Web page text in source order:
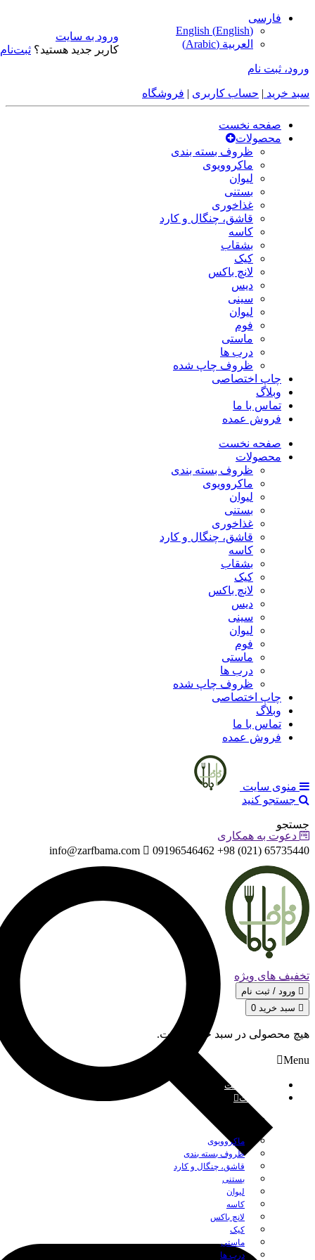
فارسی
English (English)
العربية (
Arabic
)
ورود، ثبت نام
سبد خرید | حساب کاربری | فروشگاه
صفحه نخست
محصولات
ظروف بسته بندی
ماکروویوی
لیوان
بستنی
غذاخوری
قاشق، چنگال و کارد
کاسه
بشقاب
کیک
لانچ باکس
دیس
سینی
لیوان
فوم
ماستی
درب ها
ظروف چاپ شده
چاپ اختصاصی
وبلاگ
تماس با ما
فروش عمده
صفحه نخست
محصولات
ظروف بسته بندی
ماکروویوی
لیوان
بستنی
غذاخوری
قاشق، چنگال و کارد
کاسه
بشقاب
کیک
لانچ باکس
دیس
سینی
لیوان
فوم
ماستی
درب ها
ظروف چاپ شده
چاپ اختصاصی
وبلاگ
تماس با ما
فروش عمده
منوی سایت
جستجو کنید
جستجو
دعوت به همکاری
65735440 (021) 98+ 09196546462
info@zarfbama.com
تخفیف های ویژه
ورود به سایت
کاربر جدید هستید؟ ثبت‌نام
سبد خرید 0
هیچ محصولی در سبد خرید نیست.
Menu
صفحه نخست
محصولات
ماکروویوی
ظروف بسته بندی
قاشق، چنگال و کارد
بستنی
لیوان
کاسه
لانچ باکس
کیک
ماستی
درب ها